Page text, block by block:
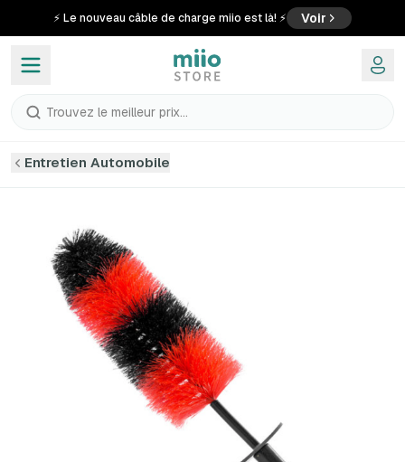
⚡ Le nouveau câble de charge miio est là! ⚡ Voir
Trouvez le meilleur prix...
Entretien Automobile